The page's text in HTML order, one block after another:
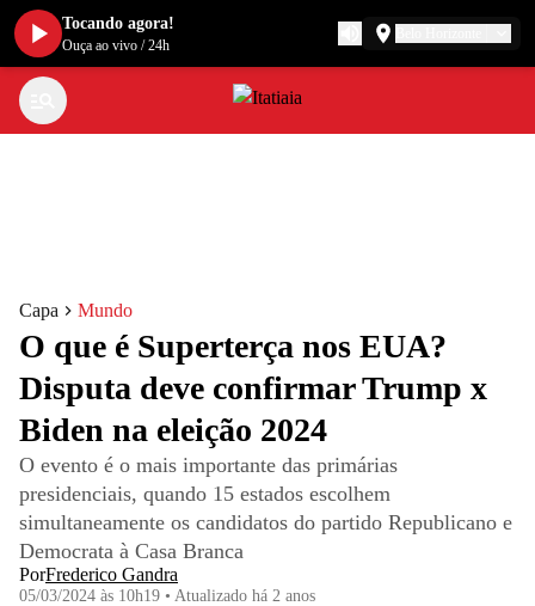
Capa Mundo
O que é Superterça nos EUA?
Disputa deve confirmar Trump x
Biden na eleição 2024
O evento é o mais importante das primárias
presidenciais, quando 15 estados escolhem
simultaneamente os candidatos do partido Republicano e
Democrata à Casa Branca
PorFrederico Gandra
05/03/2024 às 10h19 • Atualizado há 2 anos
Tocando agora!
Ouça ao vivo /24h